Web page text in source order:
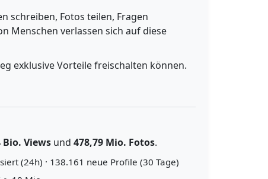
schreiben, Fotos teilen, Fragen
Menschen verlassen sich auf diese
exklusive Vorteile freischalten können.
Bio. Views und 478,79 Mio. Fotos.
(24h) · 138.161 neue Profile (30 Tage)